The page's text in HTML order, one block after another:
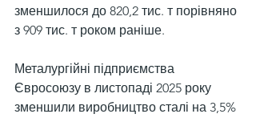
зменшилося до 820,2 тис. т порівняно
з 909 тис. т роком раніше.
Металургійні підприємства
Євросоюзу в листопаді 2025 року
зменшили виробництво сталі на 3,5%